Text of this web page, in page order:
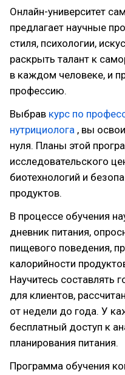
Онлайн-университет
предлагает научные
стиля, психологии,
раскрыть талант к
в каждом человеке, и
профессию.
Выбрав курс по
нутрициолога , вы
нуля. Планы этой
исследовательского
биотехнологий и
продуктов.
В процессе обучения
дневник питания,
пищевого поведения,
калорийности
Научитесь составлять
для клиентов,
от недели до года. У
бесплатный доступ к
планирования питания.
Программа обучения